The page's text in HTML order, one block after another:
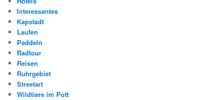
Interessantes
Kapstadt
Laufen
Paddeln
Radtour
Reisen
Ruhrgebiet
Streetart
Wildtiere im Pott